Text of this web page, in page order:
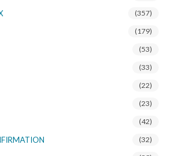
(357)
(179)
(53)
(33)
(22)
(23)
(42)
(32)